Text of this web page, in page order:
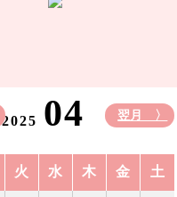
2025 04 翌月 〉
火 水 木 金 土